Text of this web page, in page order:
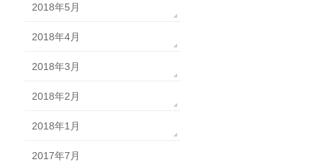
2018年5月
2018年4月
2018年3月
2018年2月
2018年1月
2017年7月